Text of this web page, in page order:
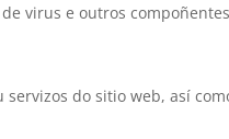
e outros compoñentes
do sitio web, así